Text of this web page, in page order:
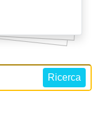
Ricerca